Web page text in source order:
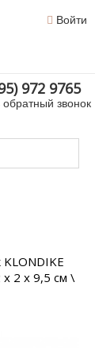
Войти
972 9765
обратный звонок
х 2 х 9,5 см \